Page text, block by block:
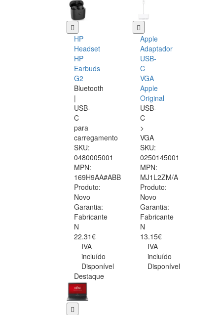
HP
Headset
HP
Earbuds
G2
Bluetooth
|
USB-
C
para
carregamento
SKU:
0480005001
MPN:
169H9AA#ABB
Produto:
Novo
Garantia:
Fabricante
N
22.31€
IVA
incluído
Disponível
Apple
Adaptador
USB-
C
VGA
Apple
Original
USB-
C
>
VGA
SKU:
0250145001
MPN:
MJ1L2ZM/A
Produto:
Novo
Garantia:
Fabricante
N
13.15€
IVA
incluído
Disponível
Destaque